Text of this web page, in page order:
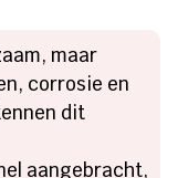
maar
corrosie en
dit
aangebracht,